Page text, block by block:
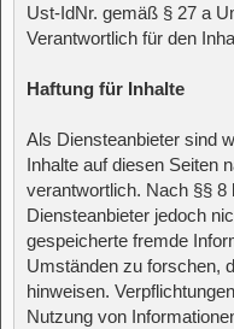
Ust-IdNr. gemäß § 27 a
Verantwortlich für den
Haftung für Inhalte
Als Diensteanbieter sind
Inhalte auf diesen Seiten
verantwortlich. Nach §§
Diensteanbieter jedoch
gespeicherte fremde
Umständen zu forschen,
hinweisen.
Nutzung von